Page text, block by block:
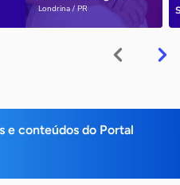
Londrina / PR
e conteúdos do Portal